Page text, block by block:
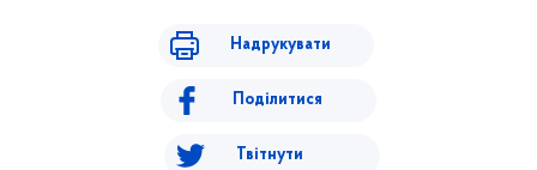
Надрукувати
Поділитися
Твітнути